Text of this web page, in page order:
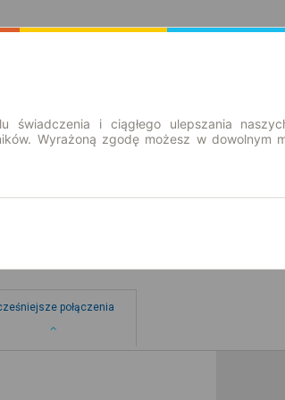
połączenia
i ciągłego ulepszania
Wyrażoną zgodę możesz w dowolnym